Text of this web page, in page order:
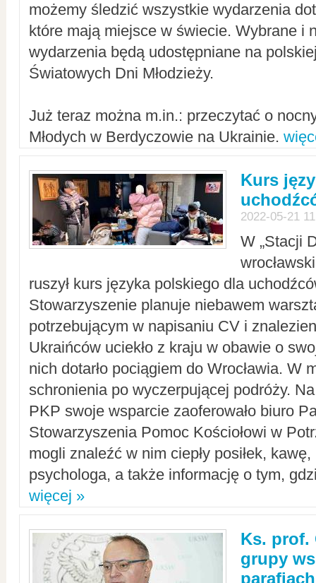
możemy śledzić wszystkie wydarzenia
które mają miejsce w świecie. Wybrane i
wydarzenia będą udostępniane na
Światowych Dni Młodzieży.
Już teraz można m.in.: przeczytać o
Młodych w Berdyczowie na Ukrainie.
Kurs
2022-05-21
W „Stacji
ruszył kurs języka polskiego dla
Stowarzyszenie planuje niebawem
potrzebującym w napisaniu CV i
Ukraińców uciekło z kraju w obawie o
nich dotarło pociągiem do Wrocławia. W
schronienia po wyczerpującej podróży.
PKP swoje wsparcie zaoferowało biuro
Stowarzyszenia Pomoc Kościołowi w
mogli znaleźć w nim ciepły posiłek,
psychologa, a także informację o tym,
więcej »
Ks. prof.
grupy
parafiach